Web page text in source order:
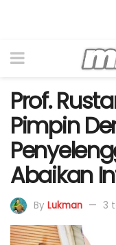
Prof.
Pimpin
Abaikan
By Lukman 3